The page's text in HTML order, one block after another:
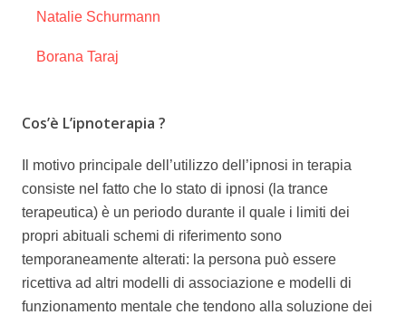
Natalie Schurmann
Borana Taraj
Cos’è L’ipnoterapia ?
Il motivo principale dell’utilizzo dell’ipnosi in terapia
consiste nel fatto che lo stato di ipnosi (la trance
terapeutica) è un periodo durante il quale i limiti dei
propri abituali schemi di riferimento sono
temporaneamente alterati: la persona può essere
ricettiva ad altri modelli di associazione e modelli di
funzionamento mentale che tendono alla soluzione dei